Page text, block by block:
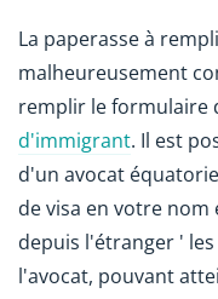
La paperasse à
malheureusement
remplir le formulaire
d'immigrant. Il est
d'un avocat
de visa en votre nom
depuis l'étranger '
l'avocat, pouvant